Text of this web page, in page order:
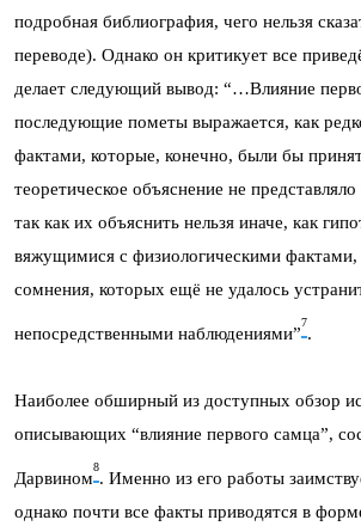
подробная библиография, чего нельзя
переводе). Однако он критикует все
делает следующий вывод: “…Влияние
последующие пометы выражается, как
фактами, которые, конечно, были бы
теоретическое объяснение не
так как их объяснить нельзя иначе, как
вяжущимися с физиологическими фактами,
сомнения, которых ещё не удалось
непосредственными наблюдениями”
7
.
Наиболее обширный из доступных обзор
описывающих “влияние первого самца”,
Дарвином
8
. Именно из его работы
однако почти все факты приводятся в